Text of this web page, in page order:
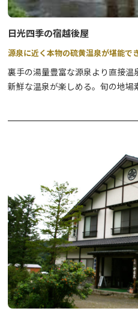
日光四季の宿越後屋
源泉に近く本物の硫黄温泉が堪能で
裏手の湯量豊富な源泉より直接
新鮮な温泉が楽しめる。旬の地